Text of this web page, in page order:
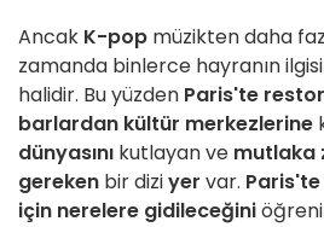
Ancak K-pop müzikten daha
zamanda binlerce hayranın
halidir. Bu yüzden Paris'te
barlardan kültür merkezlerine
dünyasını kutlayan ve mutlaka
gereken bir diziyer var.
için nerelere gidileceğini